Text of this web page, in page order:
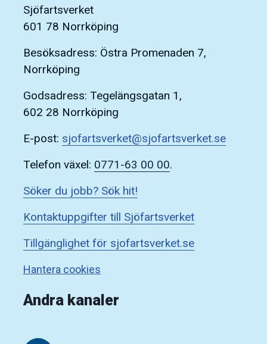
Sjöfartsverket
601 78 Norrköping
Besöksadress: Östra Promenaden 7,
Norrköping
Godsadress: Tegelängsgatan 1,
602 28 Norrköping
E-post: sjofartsverket@sjofartsverket.se
Telefon växel: 0771-63 00 00.
Söker du jobb? Sök hit!
Kontaktuppgifter till Sjöfartsverket
Tillgänglighet för sjofartsverket.se
Hantera cookies
Andra kanaler